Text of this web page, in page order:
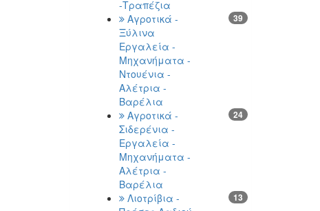
-Τραπέζια
Αγροτικά -
Ξύλινα
Εργαλεία -
Μηχανήματα -
Ντουένια -
Αλέτρια -
Βαρέλια
39
Αγροτικά -
Σιδερένια -
Εργαλεία -
Μηχανήματα -
Αλέτρια -
Βαρέλια
24
Λιοτρίβια -
13